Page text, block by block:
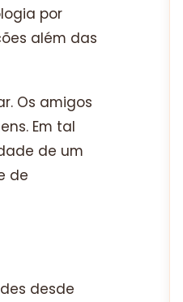
por
além das
Os amigos
Em tal
de um
de
desde